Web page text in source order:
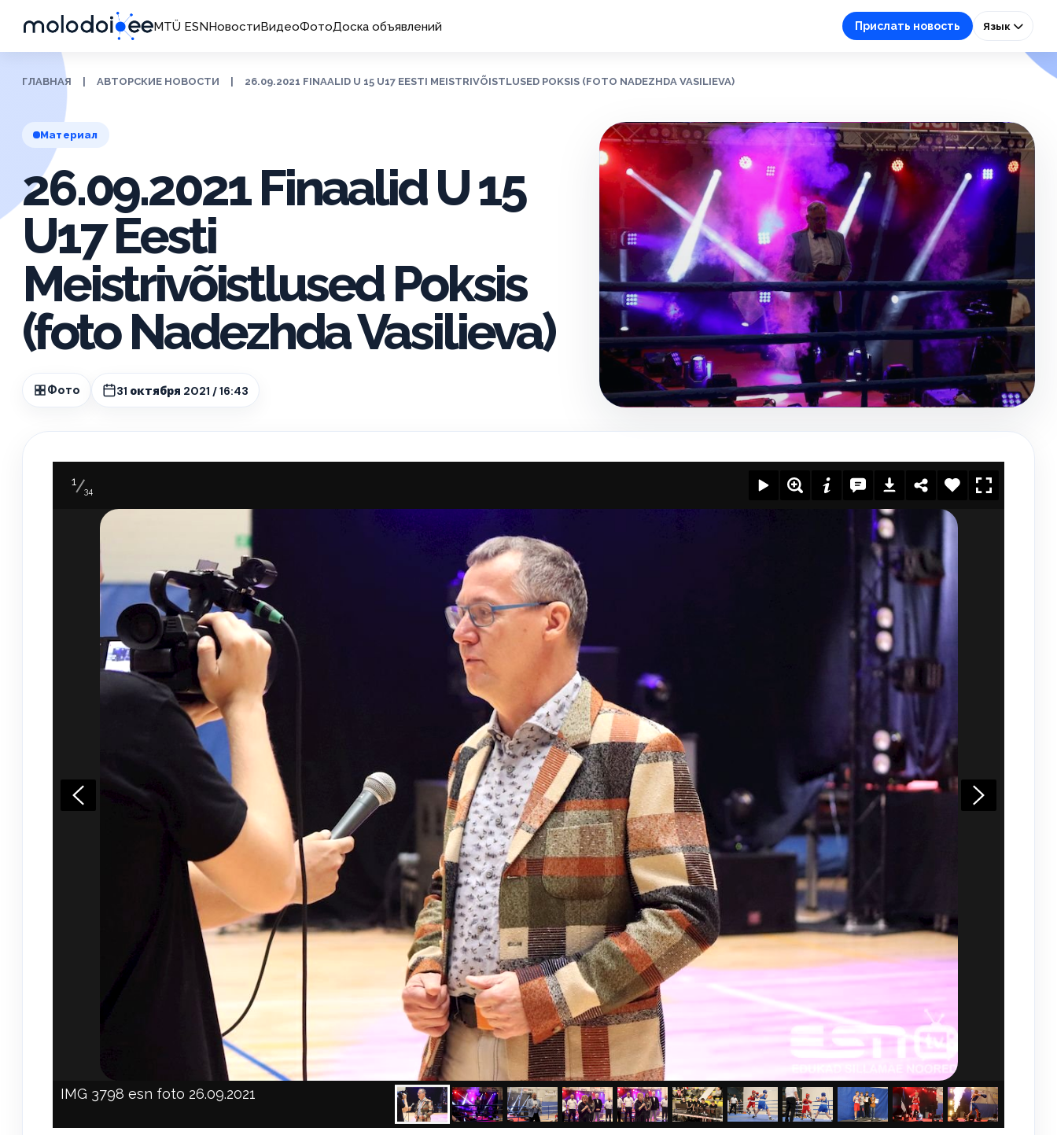
MTÜ ESNНовостиВидеоФотоДоска объявлений Прислать новость Язык
ГЛАВНАЯ АВТОРСКИЕ НОВОСТИ 26.09.2021 FINAALID U 15 U17 EESTI MEISTRIVÕISTLUSED POKSIS (FOTO NADEZHDA VASILIEVA)
Материал
26.09.2021 Finaalid U 15
U17 Eesti
Meistrivõistlused Poksis
(foto Nadezhda Vasilieva)
Фото 31 октября 2021 / 16:43
1
34
IMG 3798 esn foto 26.09.2021